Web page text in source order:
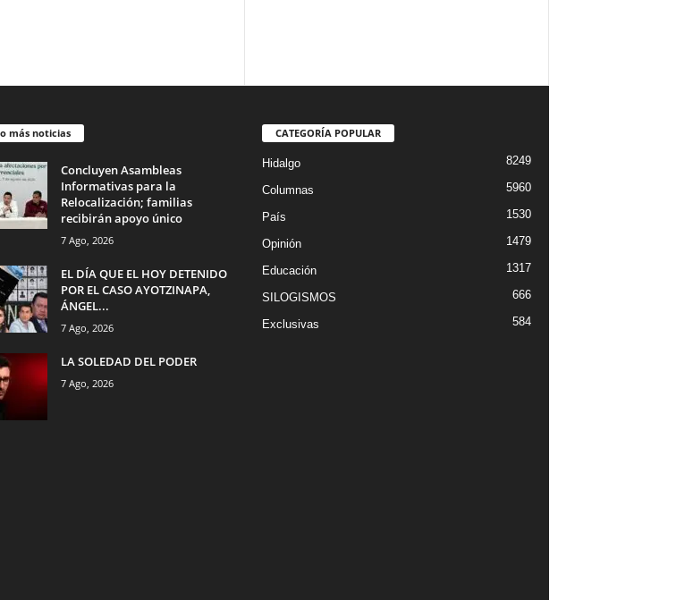
más noticias
Concluyen Asambleas
Informativas para la
Relocalización; familias
recibirán apoyo único
7 Ago, 2026
EL DÍA QUE EL HOY DETENIDO
POR EL CASO AYOTZINAPA,
ÁNGEL...
7 Ago, 2026
LA SOLEDAD DEL PODER
7 Ago, 2026
CATEGORÍA POPULAR
Hidalgo 8249
Columnas 5960
País 1530
Opinión 1479
Educación 1317
SILOGISMOS 666
Exclusivas 584